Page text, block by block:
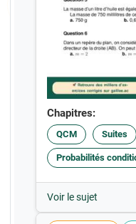
Chapitres:
QCM Suites
Probabilités
Voir le sujet